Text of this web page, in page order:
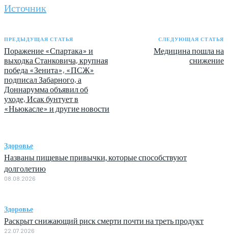
Источник
ПРЕДЫДУЩАЯ СТАТЬЯ
Поражение «Спартака» и
выходка Станковича, крупная
победа «Зенита», «ПСЖ»
подписал Забарного, а
Доннарумма объявил об
уходе, Исак бунтует в
«Ньюкасле» и другие новости
СЛЕДУЮЩАЯ СТАТЬЯ
Медицина пошла на
снижение
Здоровье
Названы пищевые привычки, которые способствуют
долголетию
08.08.2026
Здоровье
Раскрыт снижающий риск смерти почти на треть продукт
22.07.2026